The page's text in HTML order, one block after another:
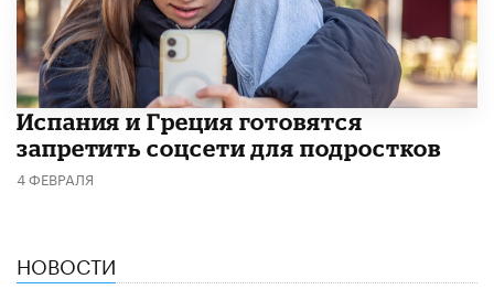
Испания и Греция готовятся
запретить соцсети для подростков
4 ФЕВРАЛЯ
НОВОСТИ